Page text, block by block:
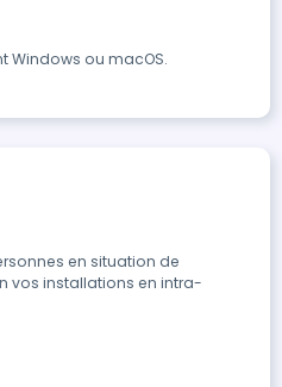
Windows ou macOS.
en situation de
vos installations en intra-